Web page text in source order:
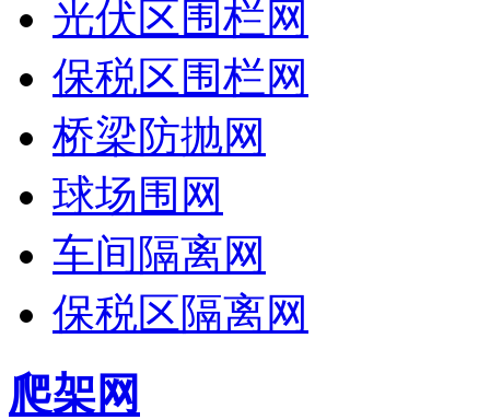
光伏区围栏网
保税区围栏网
桥梁防抛网
球场围网
车间隔离网
保税区隔离网
爬架网